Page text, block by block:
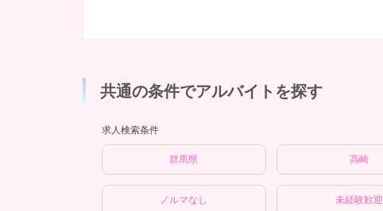
共通の条件でアルバイトを探す
求人検索条件
群馬県 高崎
ノルマなし 未経験歓迎